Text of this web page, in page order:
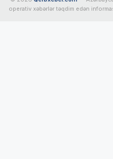
operativ xəbərlər təqdim edən